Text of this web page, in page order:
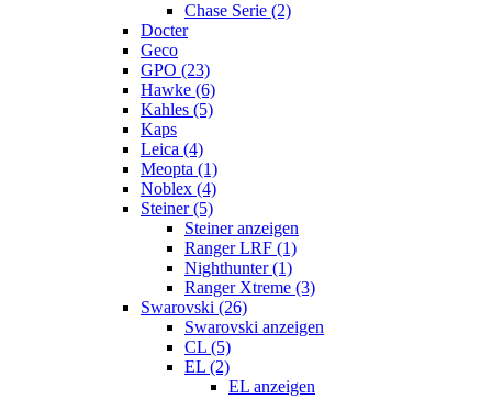
Chase Serie (2)
Docter
Geco
GPO (23)
Hawke (6)
Kahles (5)
Kaps
Leica (4)
Meopta (1)
Noblex (4)
Steiner (5)
Steiner anzeigen
Ranger LRF (1)
Nighthunter (1)
Ranger Xtreme (3)
Swarovski (26)
Swarovski anzeigen
CL (5)
EL (2)
EL anzeigen